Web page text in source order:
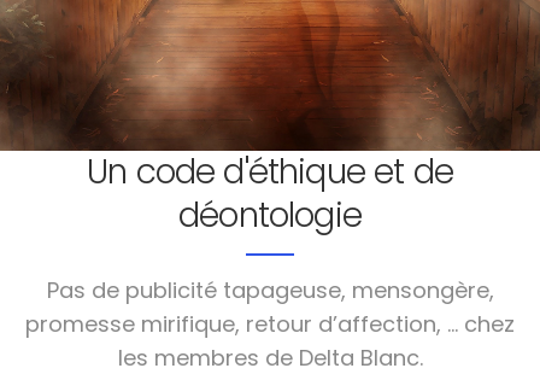
Un code d'éthique et de
déontologie
Pas de publicité tapageuse, mensongère,
promesse mirifique, retour d’affection, … chez
les membres de Delta Blanc.